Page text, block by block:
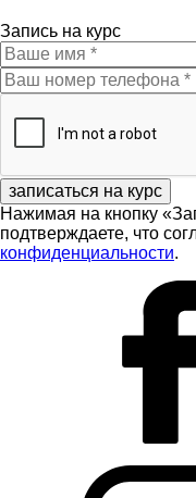
Запись на курс
записаться на курс
Нажимая на кнопку
подтверждаете, что
конфиденциальности.